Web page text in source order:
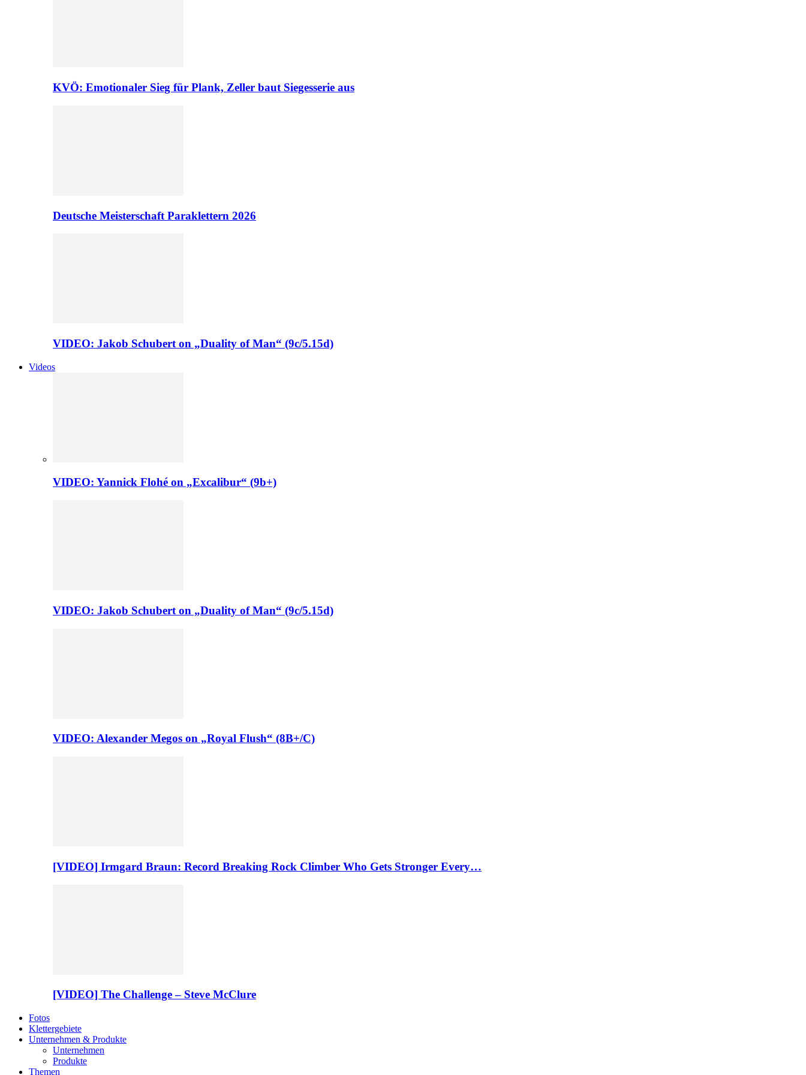
KVÖ: Emotionaler Sieg für Plank, Zeller baut Siegesserie aus
Deutsche Meisterschaft Paraklettern 2026
VIDEO: Jakob Schubert on „Duality of Man“ (9c/5.15d)
Videos
VIDEO: Yannick Flohé on „Excalibur“ (9b+)
VIDEO: Jakob Schubert on „Duality of Man“ (9c/5.15d)
VIDEO: Alexander Megos on „Royal Flush“ (8B+/C)
[VIDEO] Irmgard Braun: Record Breaking Rock Climber Who Gets Stronger Every…
[VIDEO] The Challenge – Steve McClure
Fotos
Klettergebiete
Unternehmen & Produkte
Unternehmen
Produkte
Themen